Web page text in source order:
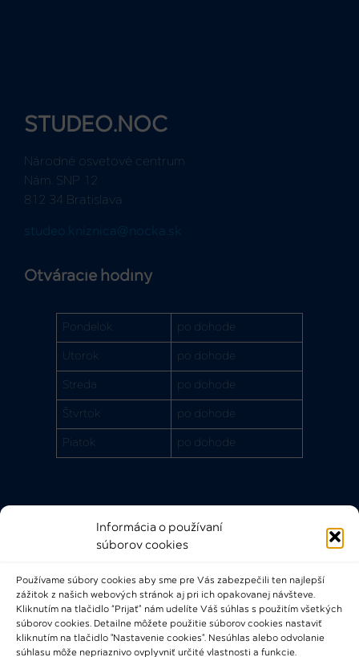
Informácia o používaní
súborov cookies
Používame súbory cookies aby sme pre Vás zabezpečili ten najlepší
zážitok z našich webových stránok aj pri ich opakovanej návšteve.
Kliknutím na tlačidlo “Prijať” nám udelíte Váš súhlas s použitím všetkých
súborov cookies. Detailne môžete použitie súborov cookies nastaviť
kliknutím na tlačidlo "Nastavenie cookies". Nesúhlas alebo odvolanie
súhlasu môže nepriaznivo ovplyvniť určité vlastnosti a funkcie.
STUDEO.NOC
Národné osvetové centrum
Nám. SNP 12
812 34 Bratislava
studeo.kniznica@nocka.sk
Otváracie hodiny
Pondelok po dohode
Utorok po dohode
Streda po dohode
Štvrtok po dohode
Piatok po dohode
Rýchle odkazy
Bádateľský poriadok
Knižničný a výpožičný poriadok
Všeobecné podmienky